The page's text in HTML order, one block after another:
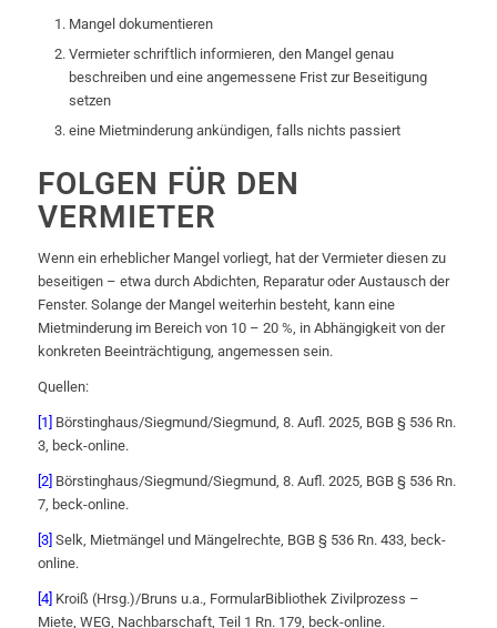
Mangel dokumentieren
Vermieter schriftlich informieren, den Mangel genau
beschreiben und eine angemessene Frist zur Beseitigung
setzen
eine Mietminderung ankündigen, falls nichts passiert
FOLGEN FÜR DEN
VERMIETER
Wenn ein erheblicher Mangel vorliegt, hat der Vermieter diesen zu
beseitigen – etwa durch Abdichten, Reparatur oder Austausch der
Fenster. Solange der Mangel weiterhin besteht, kann eine
Mietminderung im Bereich von 10 – 20 %, in Abhängigkeit von der
konkreten Beeinträchtigung, angemessen sein.
Quellen:
[1] Börstinghaus/Siegmund/Siegmund, 8. Aufl. 2025, BGB § 536 Rn.
3, beck-online.
[2] Börstinghaus/Siegmund/Siegmund, 8. Aufl. 2025, BGB § 536 Rn.
7, beck-online.
[3] Selk, Mietmängel und Mängelrechte, BGB § 536 Rn. 433, beck-
online.
[4] Kroiß (Hrsg.)/Bruns u.a., FormularBibliothek Zivilprozess –
Miete, WEG, Nachbarschaft, Teil 1 Rn. 179, beck-online.